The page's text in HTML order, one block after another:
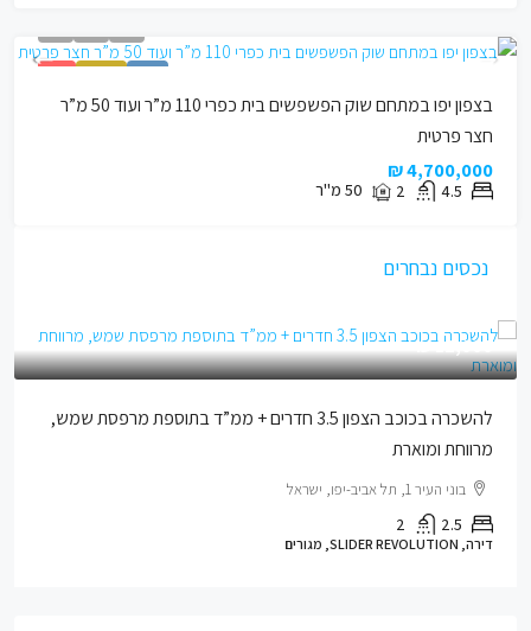
למכירה בבלעדיות נמכר !
בצפון יפו במתחם שוק הפשפשים בית כפרי 110 מ”ר ועוד 50 מ”ר
חצר פרטית
4,700,000 ₪
4.5
2
50 מ"ר
נכסים נבחרים
12,000 ₪
להשכרה בכוכב הצפון 3.5 חדרים + ממ”ד בתוספת מרפסת שמש,
מרווחת ומוארת
בוני העיר 1, תל אביב-יפו, ישראל
2.5
2
דירה, SLIDER REVOLUTION, מגורים